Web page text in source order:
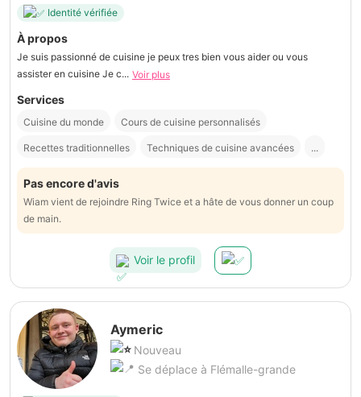
Identité vérifiée
À propos
Je suis passionné de cuisine je peux tres bien vous aider ou vous
assister en cuisine Je c... Voir plus
Services
Cuisine du monde Cours de cuisine personnalisés
Recettes traditionnelles Techniques de cuisine avancées ...
Pas encore d'avis
Wiam vient de rejoindre Ring Twice et a hâte de vous donner un coup
de main.
Voir le profil
Aymeric
Nouveau
Se déplace à Flémalle-grande